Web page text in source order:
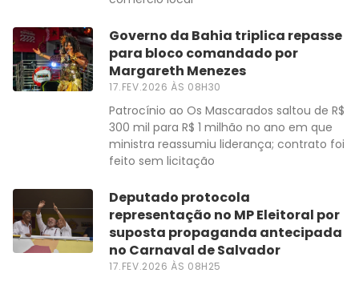
Governo da Bahia triplica repasse
para bloco comandado por
Margareth Menezes
17.FEV.2026 ÀS 08H30
Patrocínio ao Os Mascarados saltou de R$
300 mil para R$ 1 milhão no ano em que
ministra reassumiu liderança; contrato foi
feito sem licitação
Deputado protocola
representação no MP Eleitoral por
suposta propaganda antecipada
no Carnaval de Salvador
17.FEV.2026 ÀS 08H25